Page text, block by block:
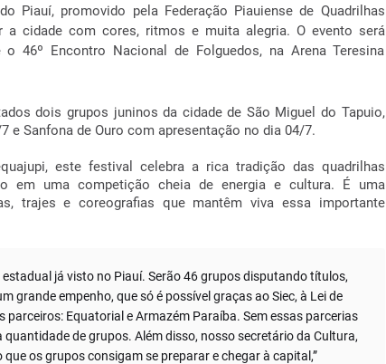
Piauí, promovido pela Federação Piauiense de Quadrilhas
a cidade com cores, ritmos e muita alegria. O evento será
46º Encontro Nacional de Folguedos, na Arena Teresina
dois grupos juninos da cidade de São Miguel do Tapuio,
e Sanfona de Ouro com apresentação no dia 04/7.
este festival celebra a rica tradição das quadrilhas
em uma competição cheia de energia e cultura. É uma
trajes e coreografias que mantêm viva essa importante
já visto no Piauí. Serão 46 grupos disputando títulos,
grande empenho, que só é possível graças ao Siec, à Lei de
parceiros: Equatorial e Armazém Paraíba. Sem essas parcerias
de grupos. Além disso, nosso secretário da Cultura,
os grupos consigam se preparar e chegar à capital,”